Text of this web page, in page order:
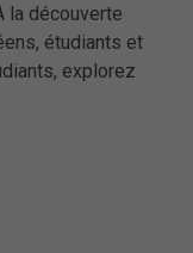
la découverte
étudiants et
explorez